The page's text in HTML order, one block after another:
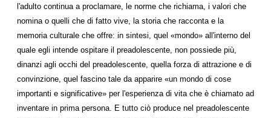
l'adulto continua a proclamare, le norme che richiama, i valori che
nomina o quelli che di fatto vive, la storia che racconta e la
memoria culturale che offre: in sintesi, quel «mondo» all'interno del
quale egli intende ospitare il preadolescente, non possiede più,
dinanzi agli occhi del preadolescente, quella forza di attrazione e di
convinzione, quel fascino tale da apparire «un mondo di cose
importanti e significative» per l'esperienza di vita che è chiamato ad
inventare in prima persona. E tutto ciò produce nel preadolescente